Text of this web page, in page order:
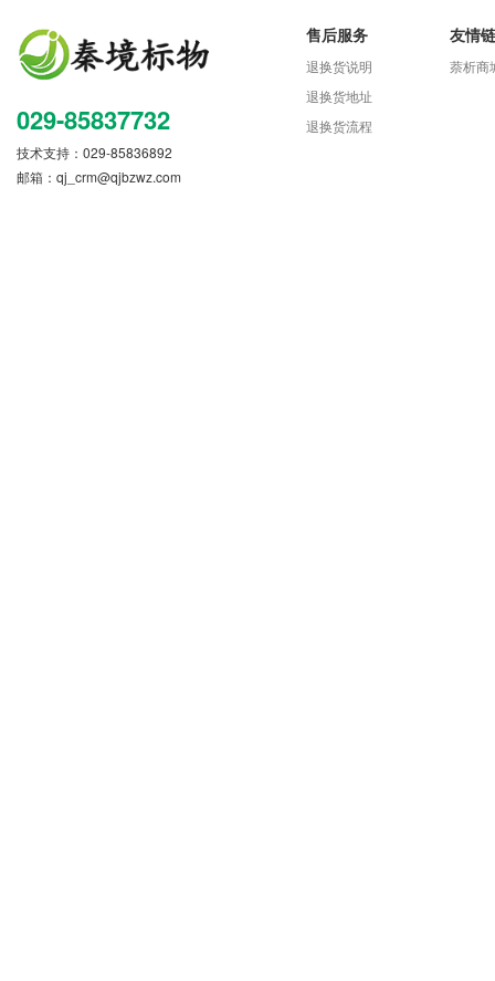
029-85837732
技术支持：029-85836892
邮箱： qj_crm@qjbzwz.com
售后服务
退换货说明
退换货地址
退换货流程
友情
萘析商